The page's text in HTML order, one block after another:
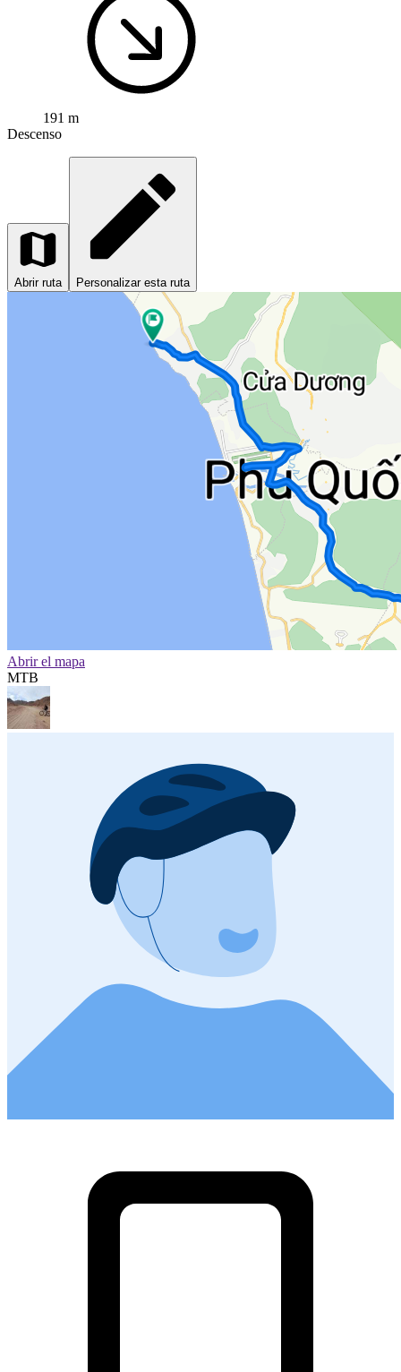
191 m
Descenso
Abrir ruta Personalizar esta ruta
Abrir el mapa
MTB